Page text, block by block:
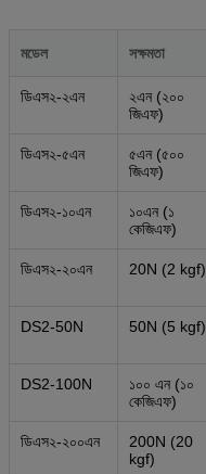
মডেল সক্ষমতা
ডিএস২-২এন
২এন (২০০
জিএফ)
ডিএস২-৫এন
৫এন (৫০০
জিএফ)
ডিএস২-১০এন
১০এন (১
কেজিএফ)
ডিএস২-২০এন 20N (2 kgf)
DS2-50N 50N (5 kgf)
DS2-100N
১০০ এন (১০
কেজিএফ)
ডিএস২-২০০এন
200N (20
kgf)